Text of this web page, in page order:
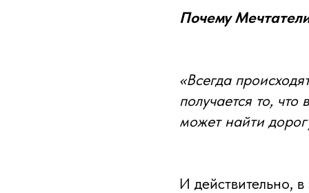
Почему
«Всегда
получается то,
может найти
И действительно,